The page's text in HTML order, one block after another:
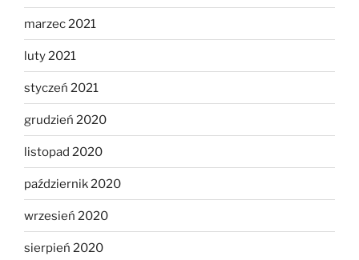
marzec 2021
luty 2021
styczeń 2021
grudzień 2020
listopad 2020
październik 2020
wrzesień 2020
sierpień 2020